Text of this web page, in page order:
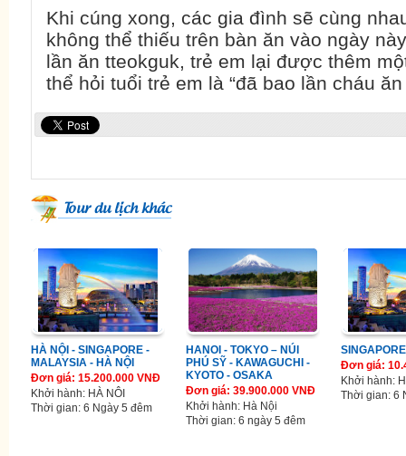
Khi cúng xong, các gia đình sẽ cùng
không thể thiếu trên bàn ăn vào ngày
lần ăn tteokguk, trẻ em lại được thêm
thể hỏi tuổi trẻ em là “đã bao lần cháu
Tour du lịch khác
HÀ NỘI - SINGAPORE -
MALAYSIA - HÀ NỘI
Đơn giá: 15.200.000 VNĐ
Khởi hành: HÀ NÔI
Thời gian: 6 Ngày 5 đêm
HANOI - TOKYO – NÚI
PHÚ SỸ - KAWAGUCHI -
KYOTO - OSAKA
Đơn giá: 39.900.000 VNĐ
Khởi hành: Hà Nội
Thời gian: 6 ngày 5 đêm
Đơn giá:
Khởi hành:
Thời gian: 6